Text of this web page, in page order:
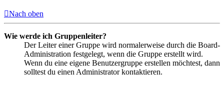
Nach oben
Wie werde ich Gruppenleiter?
Der Leiter einer Gruppe wird normalerweise durch die Board-
Administration festgelegt, wenn die Gruppe erstellt wird.
Wenn du eine eigene Benutzergruppe erstellen möchtest, dann
solltest du einen Administrator kontaktieren.